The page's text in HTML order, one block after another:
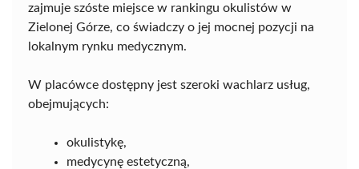
zajmuje szóste miejsce w rankingu okulistów w
Zielonej Górze, co świadczy o jej mocnej pozycji na
lokalnym rynku medycznym.
W placówce dostępny jest szeroki wachlarz usług,
obejmujących:
okulistykę,
medycynę estetyczną,